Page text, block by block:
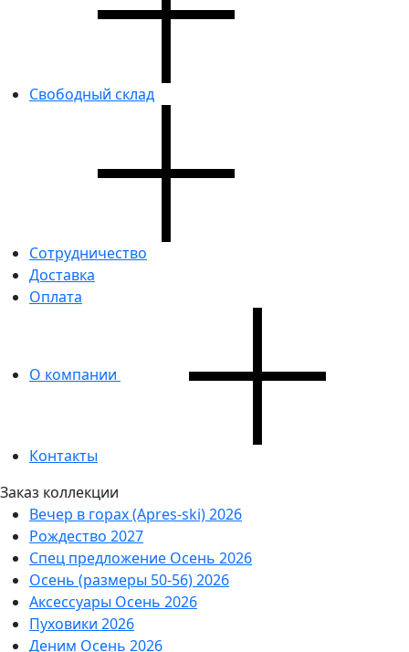
Свободный склад
Сотрудничество
Доставка
Оплата
О компании
Контакты
Заказ коллекции
Вечер в горах (Apres-ski) 2026
Рождество 2027
Спец предложение Осень 2026
Осень (размеры 50-56) 2026
Аксессуары Осень 2026
Пуховики 2026
Деним Осень 2026